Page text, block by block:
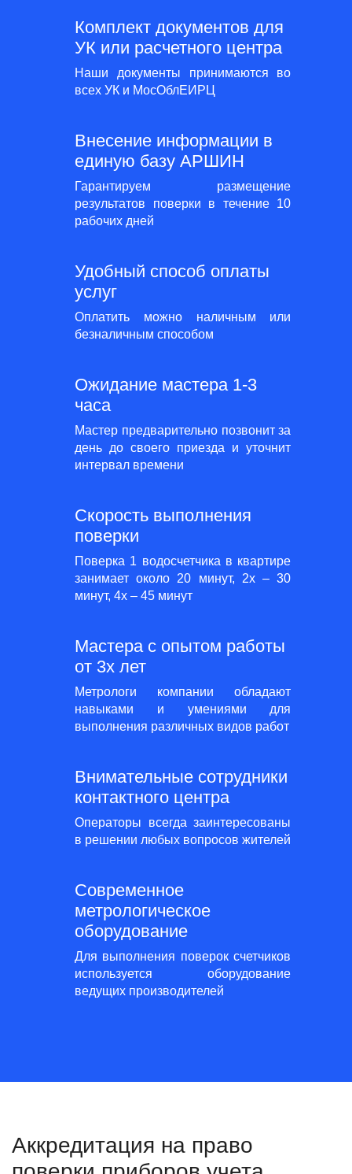
Комплект документов для
УК или расчетного центра
Наши документы принимаются во
всех УК и МосОблЕИРЦ
Внесение информации в
единую базу АРШИН
Гарантируем размещение
результатов поверки в течение 10
рабочих дней
Удобный способ оплаты
услуг
Оплатить можно наличным или
безналичным способом
Ожидание мастера 1-3
часа
Мастер предварительно позвонит за
день до своего приезда и уточнит
интервал времени
Скорость выполнения
поверки
Поверка 1 водосчетчика в квартире
занимает около 20 минут, 2х – 30
минут, 4х – 45 минут
Мастера с опытом работы
от 3х лет
Метрологи компании обладают
навыками и умениями для
выполнения различных видов работ
Внимательные сотрудники
контактного центра
Операторы всегда заинтересованы
в решении любых вопросов жителей
Современное
метрологическое
оборудование
Для выполнения поверок счетчиков
используется оборудование
ведущих производителей
Аккредитация на право